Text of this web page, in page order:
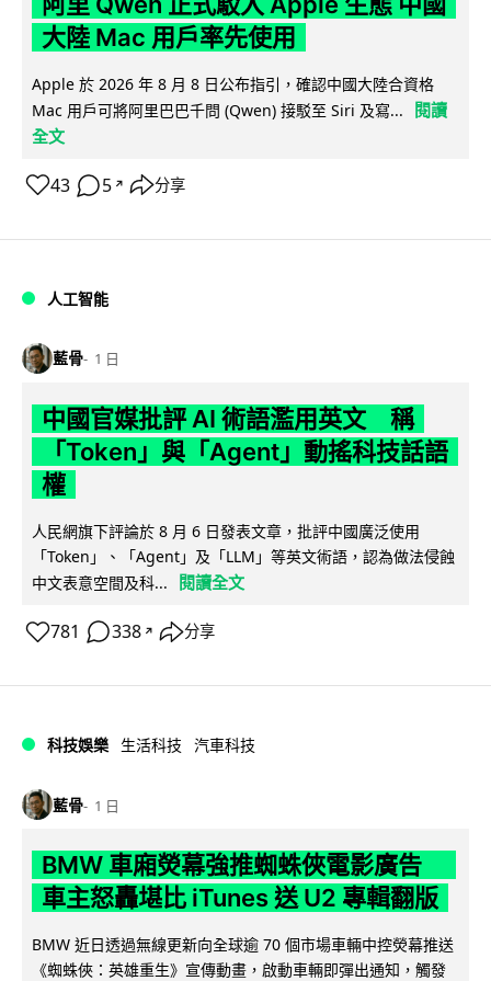
大陸 Mac 用戶率先使用
Apple 於 2026 年 8 月 8 日公布指引，確認中國大陸合資格
Mac 用戶可將阿里巴巴千問 (Qwen) 接駁至 Siri 及寫...
閱讀
全文
43 5 ↗ 分享
人工智能
藍骨 1 日
中國官媒批評 AI 術語濫用英文 稱
「Token」與「Agent」動搖科技話語
權
人民網旗下評論於 8 月 6 日發表文章，批評中國廣泛使用
「Token」、「Agent」及「LLM」等英文術語，認為做法侵蝕
中文表意空間及科...
閱讀全文
781 338 ↗ 分享
科技娛樂 生活科技 汽車科技
藍骨 1 日
BMW 車廂熒幕強推蜘蛛俠電影廣告
車主怒轟堪比 iTunes 送 U2 專輯翻版
BMW 近日透過無線更新向全球逾 70 個市場車輛中控熒幕推送
《蜘蛛俠：英雄重生》宣傳動畫，啟動車輛即彈出通知，觸發